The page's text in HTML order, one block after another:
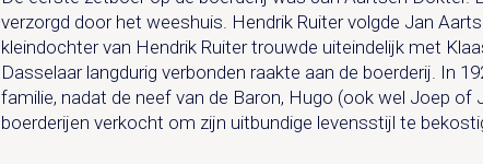
verzorgd door het weeshuis. Hendrik Ruiter volgde Jan
kleindochter van Hendrik Ruiter trouwde uiteindelijk met
Dasselaar langdurig verbonden raakte aan de boerderij. In
familie, nadat de neef van de Baron, Hugo (ook wel Joep of
boerderijen verkocht om zijn uitbundige levensstijl te